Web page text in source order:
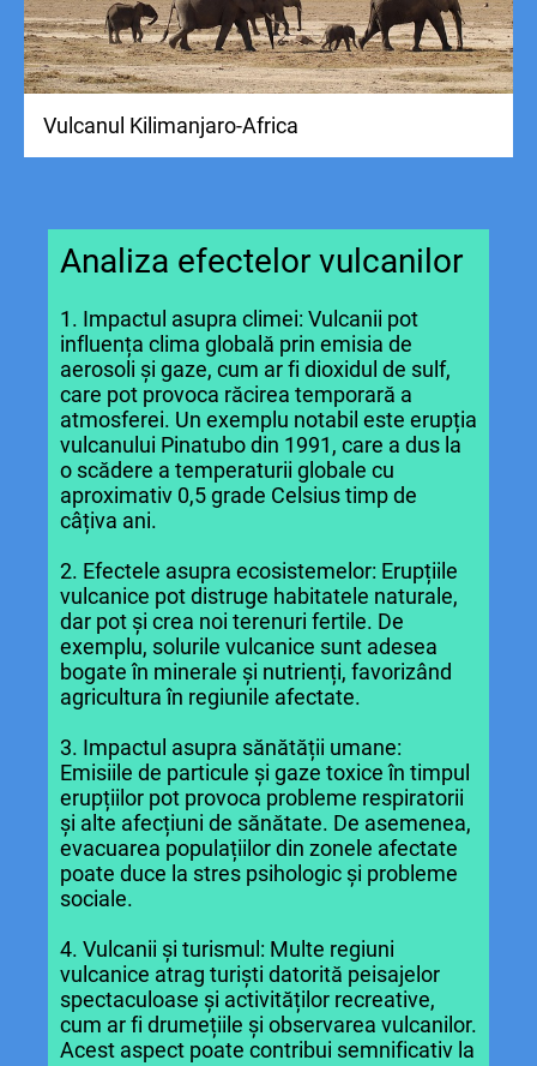
Vulcanul Kilimanjaro-Africa
Analiza efectelor vulcanilor
1. Impactul asupra climei: Vulcanii pot
influența clima globală prin emisia de
aerosoli și gaze, cum ar fi dioxidul de sulf,
care pot provoca răcirea temporară a
atmosferei. Un exemplu notabil este erupția
vulcanului Pinatubo din 1991, care a dus la
o scădere a temperaturii globale cu
aproximativ 0,5 grade Celsius timp de
câțiva ani.
2. Efectele asupra ecosistemelor: Erupțiile
vulcanice pot distruge habitatele naturale,
dar pot și crea noi terenuri fertile. De
exemplu, solurile vulcanice sunt adesea
bogate în minerale și nutrienți, favorizând
agricultura în regiunile afectate.
3. Impactul asupra sănătății umane:
Emisiile de particule și gaze toxice în timpul
erupțiilor pot provoca probleme respiratorii
și alte afecțiuni de sănătate. De asemenea,
evacuarea populațiilor din zonele afectate
poate duce la stres psihologic și probleme
sociale.
4. Vulcanii și turismul: Multe regiuni
vulcanice atrag turiști datorită peisajelor
spectaculoase și activităților recreative,
cum ar fi drumețiile și observarea vulcanilor.
Acest aspect poate contribui semnificativ la